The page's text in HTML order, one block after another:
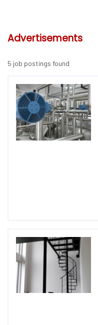
Advertisements
5 job postings found